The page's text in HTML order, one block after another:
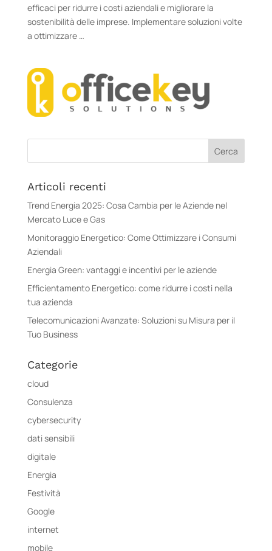
efficaci per ridurre i costi aziendali e migliorare la
sostenibilità delle imprese. Implementare soluzioni volte
a ottimizzare …
Articoli recenti
Trend Energia 2025: Cosa Cambia per le Aziende nel
Mercato Luce e Gas
Monitoraggio Energetico: Come Ottimizzare i Consumi
Aziendali
Energia Green: vantaggi e incentivi per le aziende
Efficientamento Energetico: come ridurre i costi nella
tua azienda
Telecomunicazioni Avanzate: Soluzioni su Misura per il
Tuo Business
Categorie
cloud
Consulenza
cybersecurity
dati sensibili
digitale
Energia
Festività
Google
internet
mobile